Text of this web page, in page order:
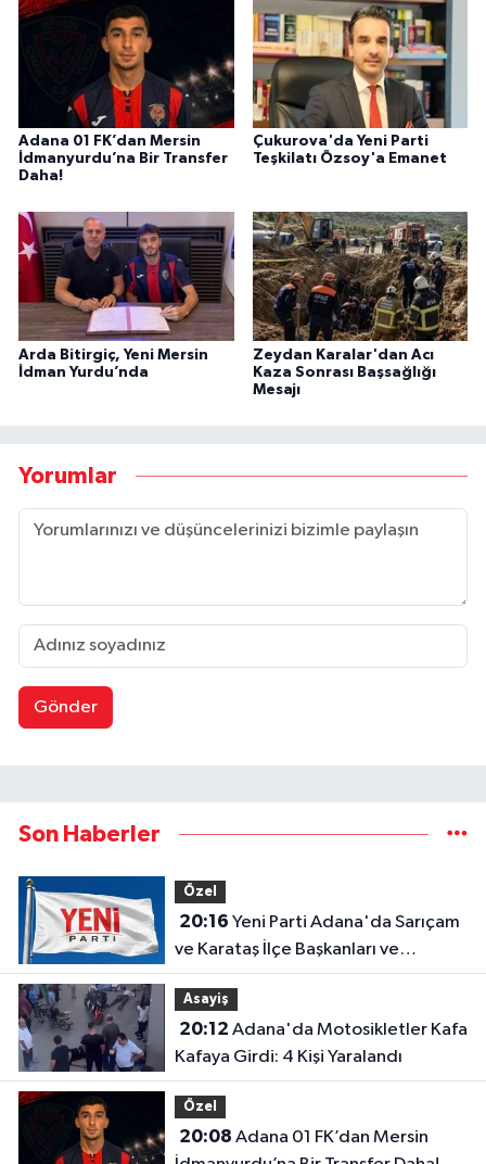
Adana 01 FK’dan Mersin
İdmanyurdu’na Bir Transfer
Daha!
Çukurova'da Yeni Parti
Teşkilatı Özsoy'a Emanet
Arda Bitirgiç, Yeni Mersin
İdman Yurdu’nda
Zeydan Karalar'dan Acı
Kaza Sonrası Başsağlığı
Mesajı
Yorumlar
Gönder
Son Haberler
Özel
20:16
ve Karataş İlçe Başkanları ve
Yönetimleri Belirlendi
Asayiş
20:12
Kafaya Girdi: 4 Kişi Yaralandı
Özel
20:08